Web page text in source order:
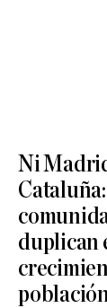
Ni
duplican